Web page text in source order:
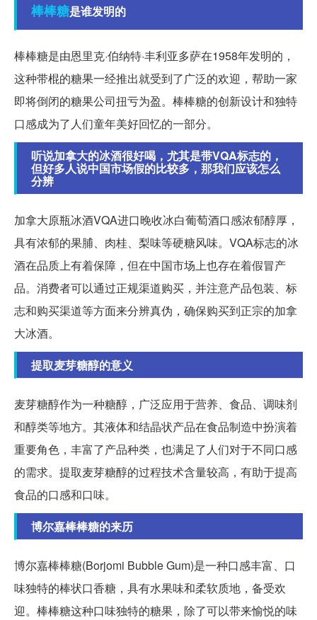
棒棒糖是谁发明的
棒棒糖是由恩里克·伯纳特·丰利亚多萨在1958年发明的，
这种带棍的糖果一经推出就受到了广泛的欢迎，帮助一家
即将倒闭的糖果公司扭亏为盈。棒棒糖的创新设计和独特
口感成为了人们童年美好回忆的一部分。
听说加拿大的冰酒很好喝，尤其是带VQA标志的，
但好多人说中国市场假的比较多，那我们应该怎么
分辨
加拿大原瓶冰酒VQA进口晚收冰白葡萄酒口感浓郁醇厚，
具有浓郁的果脯、肉桂、梨味等硬糖风味。VQA标志的冰
酒在品质上有着保障，但在中国市场上也存在着假冒产
品。消费者可以通过正规渠道购买，并注意产品包装、标
志和购买渠道等方面来分辨真伪，确保购买到正宗的加拿
大冰酒。
提取麦芽糖醇的意义
麦芽糖醇作为一种糖醇，广泛应用于营养、食品、调味剂
和醇类等地方。其液体和结晶状产品在食品制造中扮演着
重要角色，丰富了产品种类，也满足了人们对于不同口感
的需求。提取麦芽糖醇的过程技术含量较高，有助于提高
食品的口感和口味。
博尔嘉棒棒糖的来历
博尔嘉棒棒糖(Borjomi Bubble Gum)是一种口感丰富、口
味独特的棒状口香糖，具有水果味和柔软质地，备受欢
迎。棒棒糖这种口味独特的糖果，除了可以带来愉悦的味